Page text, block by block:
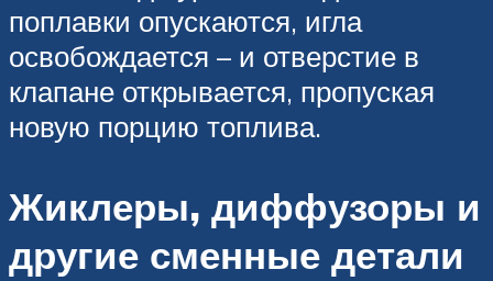
поплавки опускаются, игла
освобождается – и отверстие в
клапане открывается, пропуская
новую порцию топлива.
Жиклеры, диффузоры и
другие сменные детали